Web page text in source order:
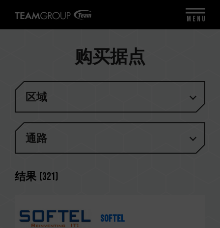
购买据点
区域
通路
结果 (321)
Softel
MENU